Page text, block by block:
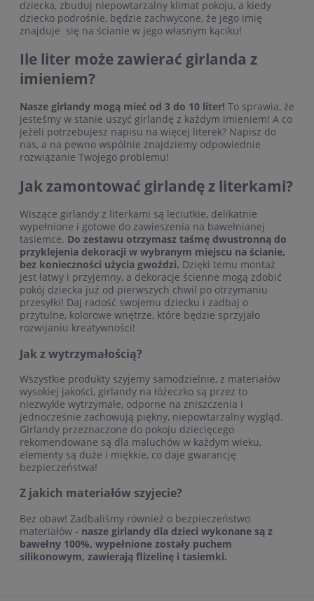
dziecka, zbuduj niepowtarzalny klimat pokoju, a kiedy
dziecko podrośnie, będzie zachwycone, że jego imię
znajduje się na ścianie w jego własnym kąciku!
Ile liter może zawierać girlanda z
imieniem?
Nasze girlandy mogą mieć od 3 do 10 liter! To sprawia, że
jesteśmy w stanie uszyć girlandę z każdym imieniem! A co
jeżeli potrzebujesz napisu na więcej literek? Napisz do
nas, a na pewno wspólnie znajdziemy odpowiednie
rozwiązanie Twojego problemu!
Jak zamontować girlandę z literkami?
Wiszące girlandy z literkami są leciutkie, delikatnie
wypełnione i gotowe do zawieszenia na bawełnianej
tasiemce. Do zestawu otrzymasz taśmę dwustronną do
przyklejenia dekoracji w wybranym miejscu na ścianie,
bez konieczności użycia gwoździ. Dzięki temu montaż
jest łatwy i przyjemny, a dekoracje ścienne mogą zdobić
pokój dziecka już od pierwszych chwil po otrzymaniu
przesyłki! Daj radość swojemu dziecku i zadbaj o
przytulne, kolorowe wnętrze, które będzie sprzyjało
rozwijaniu kreatywności!
Jak z wytrzymałością?
Wszystkie produkty szyjemy samodzielnie, z materiałów
wysokiej jakości, girlandy na łóżeczko są przez to
niezwykle wytrzymałe, odporne na zniszczenia i
jednocześnie zachowują piękny, niepowtarzalny wygląd.
Girlandy przeznaczone do pokoju dziecięcego
rekomendowane są dla maluchów w każdym wieku,
elementy są duże i miękkie, co daje gwarancję
bezpieczeństwa!
Z jakich materiałów szyjecie?
Bez obaw! Zadbaliśmy również o bezpieczeństwo
materiałów - nasze girlandy dla dzieci wykonane są z
bawełny 100%, wypełnione zostały puchem
silikonowym, zawierają flizelinę i tasiemki.